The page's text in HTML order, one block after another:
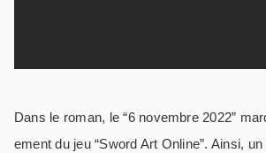
Dans le roman, le “6 novembre 2022”
ement du jeu “Sword Art Online”. Ainsi,